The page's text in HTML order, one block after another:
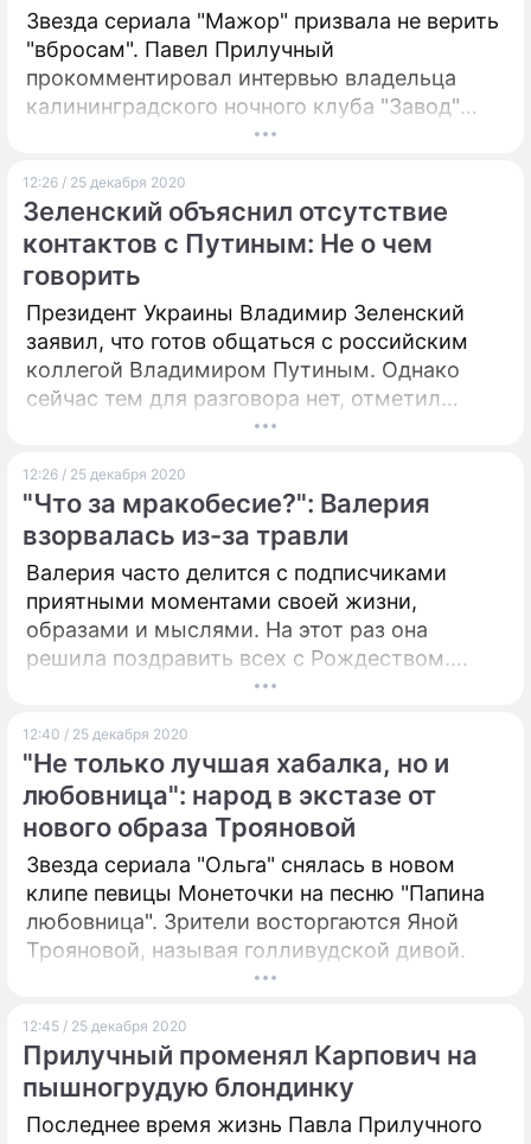
Звезда сериала "Мажор" призвала не верить
"вбросам". Павел Прилучный
прокомментировал интервью владельца
калининградского ночного клуба "Завод"
Владимира Семенова. Бизнесмен
12:26 / 25 декабря 2020
Зеленский объяснил отсутствие
контактов с Путиным: Не о чем
говорить
Президент Украины Владимир Зеленский
заявил, что готов общаться с российским
коллегой Владимиром Путиным. Однако
сейчас тем для разговора нет, отметил
12:26 / 25 декабря 2020
"Что за мракобесие?": Валерия
взорвалась из-за травли
Валерия часто делится с подписчиками
приятными моментами своей жизни,
образами и мыслями. На этот раз она
решила поздравить всех с Рождеством.
Однако никто не ожидал, что все закончится
12:40 / 25 декабря 2020
"Не только лучшая хабалка, но и
любовница": народ в экстазе от
нового образа Трояновой
Звезда сериала "Ольга" снялась в новом
клипе певицы Монеточки на песню "Папина
любовница". Зрители восторгаются Яной
Трояновой, называя голливудской дивой.
12:45 / 25 декабря 2020
Прилучный променял Карпович на
пышногрудую блондинку
Последнее время жизнь Павла Прилучного